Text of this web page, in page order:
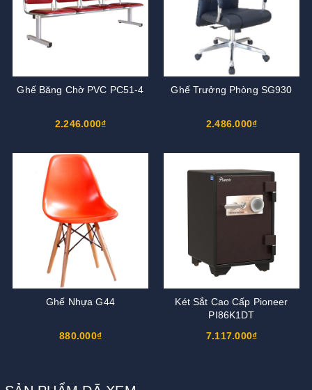
Ghế Băng Chờ PVC PC51-4
2.246.000₫
Ghế Trưởng Phòng SG930
2.486.000₫
Ghế Nhựa G44
880.000₫
Két Sắt Cao Cấp Pioneer
PI86K1DT
7.117.000₫